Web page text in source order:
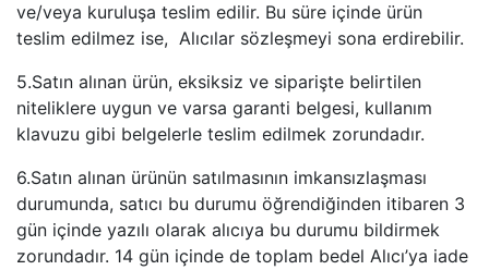
ve/veya kuruluşa teslim edilir. Bu süre içinde ürün
teslim edilmez ise, Alıcılar sözleşmeyi sona erdirebilir.
5.Satın alınan ürün, eksiksiz ve siparişte belirtilen
niteliklere uygun ve varsa garanti belgesi, kullanım
klavuzu gibi belgelerle teslim edilmek zorundadır.
6.Satın alınan ürünün satılmasının imkansızlaşması
durumunda, satıcı bu durumu öğrendiğinden itibaren 3
gün içinde yazılı olarak alıcıya bu durumu bildirmek
zorundadır. 14 gün içinde de toplam bedel Alıcı’ya iade